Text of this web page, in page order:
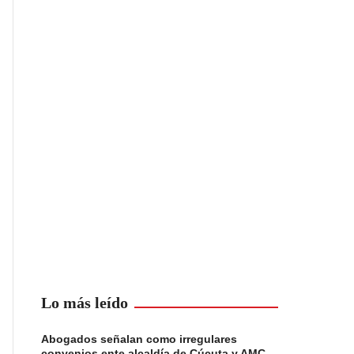
Lo más leído
Abogados señalan como irregulares